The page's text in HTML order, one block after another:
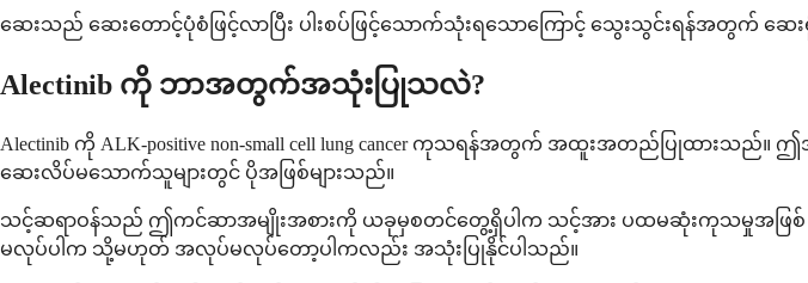
ဆေးသည် ဆေးတောင့်ပုံစံဖြင့်လာပြီး ပါးစပ်ဖြင့်သောက်သုံးရသောကြောင့် သွေးသွင်းရန်အတွက် ဆ
Alectinib ကို ဘာအတွက်အသုံးပြုသလဲ?
Alectinib ကို ALK-positive non-small cell lung cancer ကုသရန်အတွက် အထူးအတည်ပြုထာ
ဆေးလိပ်မသောက်သူများတွင် ပိုအဖြစ်များသည်။
သင့်ဆရာဝန်သည် ဤကင်ဆာအမျိုးအစားကို ယခုမှစတင်တွေ့ရှိပါက သင့်အား ပထမဆုံးကုသမှုအဖြစ်
မလုပ်ပါက သို့မဟုတ် အလုပ်မလုပ်တော့ပါကလည်း အသုံးပြုနိုင်ပါသည်။